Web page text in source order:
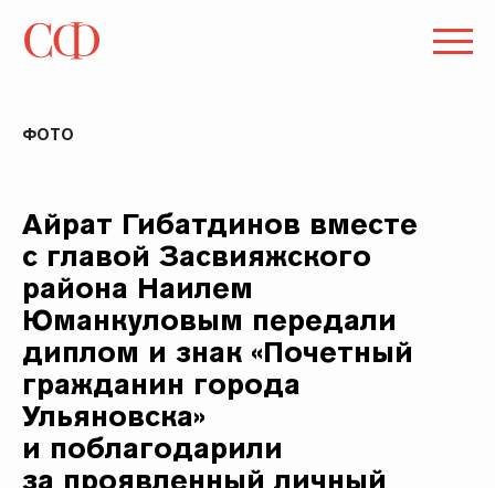
ФОТО
Айрат Гибатдинов вместе
с главой Засвияжского
района Наилем
Юманкуловым передали
диплом и знак «Почетный
гражданин города
Ульяновска»
и поблагодарили
за проявленный личный